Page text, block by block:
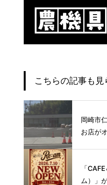
こちらの記事も見
岡崎市
お店が
「
ム）」